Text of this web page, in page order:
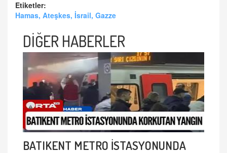
Etiketler:
Hamas, Ateşkes, İsrail, Gazze
DİĞER HABERLER
BATIKENT METRO İSTASYONUNDA